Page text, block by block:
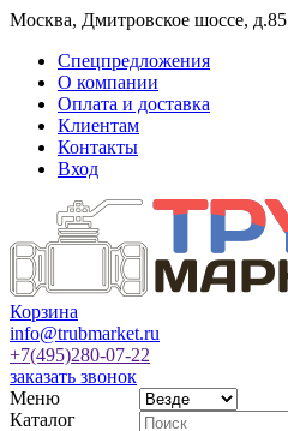
Москва, Дмитровское шоссе, д.85
Спецпредложения
О компании
Оплата и доставка
Клиентам
Контакты
Вход
Корзина
info@trubmarket.ru
+7(495)280-07-22
заказать звонок
Меню
Каталог